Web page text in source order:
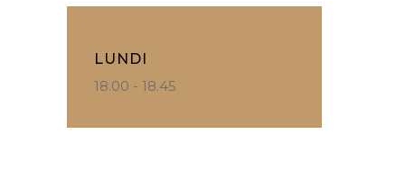
LUNDI
18.00 - 18.45